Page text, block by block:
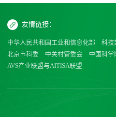
友情链接：
中华人民共和国工业和信息化部 科技
北京市科委
中关村管委会 中国科学
AVS产业联盟与AITISA联盟